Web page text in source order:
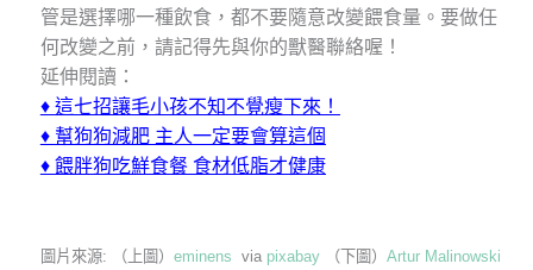
管是選擇哪一種飲食，都不要隨意改變餵食量。要做任
何改變之前，請記得先與你的獸醫聯絡喔！
延伸閱讀：
♦ 這七招讓毛小孩不知不覺瘦下來！
♦ 幫狗狗減肥 主人一定要會算這個
♦ 餵胖狗吃鮮食餐 食材低脂才健康
圖片來源: （上圖） eminens via pixabay（下圖） Artur Malinowski